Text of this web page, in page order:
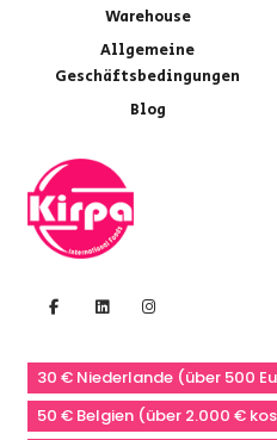
Warehouse
Allgemeine
Geschäftsbedingungen
Blog
30 € Niederlande (über 500
50 € Belgien (über 2.000 €